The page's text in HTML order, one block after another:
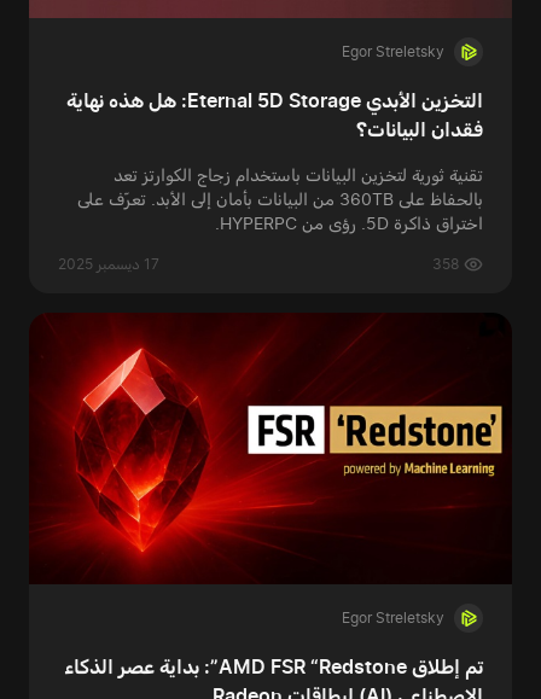
Egor Streletsky
التخزين الأبدي Eternal 5D Storage: هل هذه نهاية
فقدان البيانات؟
تقنية ثورية لتخزين البيانات باستخدام زجاج الكوارتز تعد
بالحفاظ على 360TB من البيانات بأمان إلى الأبد. تعرّف على
اختراق ذاكرة 5D. رؤى من HYPERPC.
17 ديسمبر 2025 358
Egor Streletsky
تم إطلاق AMD FSR “Redstone”: بداية عصر الذكاء